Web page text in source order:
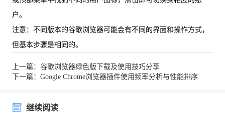
户。
注意：不同版本的谷歌浏览器可能会有不同的界面和操作方式，
但基本步骤是相同的。
上一篇：谷歌浏览器绿色版下载及使用技巧分享
下一篇：Google Chrome浏览器插件使用频率分析与性能排序
继续阅读